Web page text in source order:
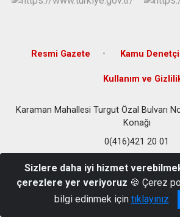
Resmi Gazete Kamu
Kullanım ve
Karaman Mahallesi Turgut Özal Bulvarı
Konağı
0(416)421 20 01
Sizlere daha iyi hizmet
çerezlere yer veriyoruz 🍪 Çerez
bilgi edinmek için tıklayınız